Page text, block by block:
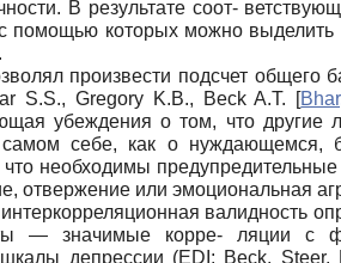
В результате соот-
помощью которых можно
.
произвести подсчет общего
S.S., Gregory K.B., Beck A.T.
[
убеждения о том, что другие
себе, как о
необходимы
отвержение или эмоциональная
валидность
— значимые корре- ляции с
депрессии (EDI; Beck, Steer,